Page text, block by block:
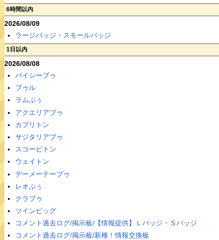
6時間以内
2026/08/09
ラージバッジ・スモールバッジ
1日以内
2026/08/08
パイシーブゥ
ブゥル
ラムぶぅ
アクエリアブゥ
カプリトン
サジタリアブゥ
スコーピトン
ウェイトン
デーメーテーブゥ
レオぶぅ
クラブゥ
ツインピッグ
コメント過去ログ/掲示板/【情報提供】Ｌバッジ・Ｓバッジ
コメント過去ログ/掲示板/新種！情報交換板